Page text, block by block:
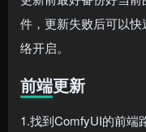
件，更新失败后可以
络开启。
前端更新
1.找到ComfyUI的前端